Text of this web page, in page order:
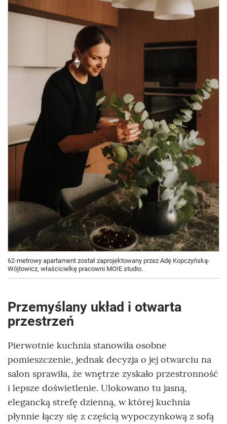
62-metrowy apartament został zaprojektowany przez Adę Kopczyńską-
Wójtowicz, właścicielkę pracowni MOIE studio.
Przemyślany układ i otwarta
przestrzeń
Pierwotnie kuchnia stanowiła osobne
pomieszczenie, jednak decyzja o jej otwarciu na
salon sprawiła, że wnętrze zyskało przestronność
i lepsze doświetlenie. Ulokowano tu jasną,
elegancką strefę dzienną, w której kuchnia
płynnie łączy się z częścią wypoczynkową z sofą